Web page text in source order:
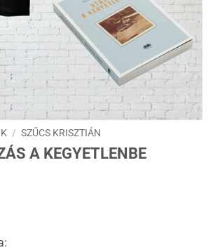
/ SZŰCS KRISZTIÁN
A KEGYETLENBE